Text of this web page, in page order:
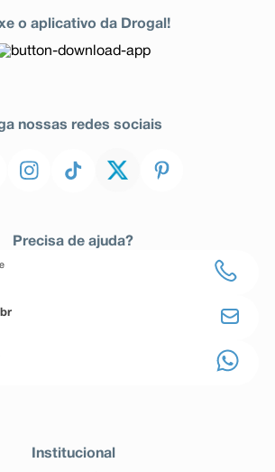
o aplicativo da Drogal!
nossas redes sociais
Precisa de ajuda?
Institucional